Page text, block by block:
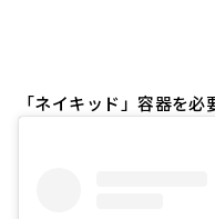
「ネイキッド」容器を